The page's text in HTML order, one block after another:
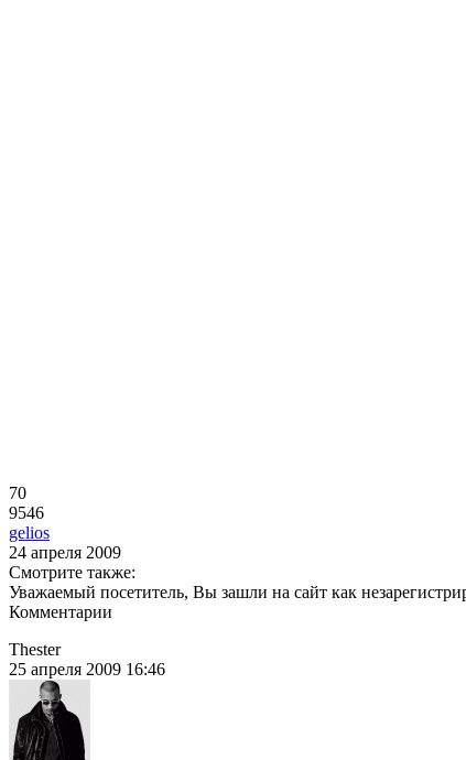
70
9546
gelios
24 апреля 2009
Смотрите также:
Уважаемый посетитель, Вы зашли на сайт как
Комментарии
Thester
25 апреля 2009 16:46